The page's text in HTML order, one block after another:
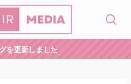
を更新しました